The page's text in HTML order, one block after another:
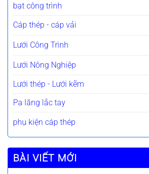
bạt công trình
Cáp thép - cáp vải
Lưới Công Trình
Lưới Nông Nghiệp
Lưới thép - Lưới kẽm
Pa lăng lắc tay
phụ kiện cáp thép
BÀI VIẾT MỚI